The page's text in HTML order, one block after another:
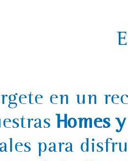
en un
Homes
para